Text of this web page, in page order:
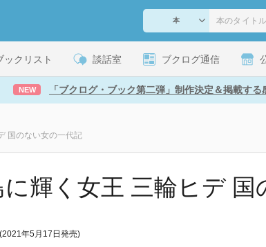
ックリスト 談話室 ブクログ通信
NEW 「ブクログ・ブック第二弾」制作決定＆掲載する
国のない女の一代記
に輝く女王 三輪ヒデ 国
(2021年5月17日発売)